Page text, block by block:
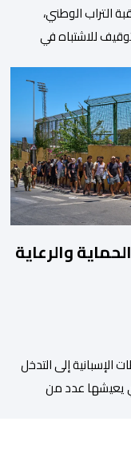
التراب الوطني،
للاشتباه في
جرى تداولها عبر
مواقع التواصل الاجتماعي تحت اسم ما بات يعرف بـ” Genz212
بالأمر […]
والرعاية
إلى التدخل
يعيشها عدد من